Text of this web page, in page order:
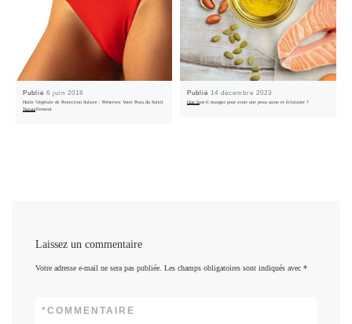
Publié6 juin 2018
Huile Végétale de Protection Solaire : Préservez Votre Peau du Soleil
Naturellement
Publié 14 décembre 2023
Que faut-il manger pour avoir une peau saine et éclatante ?
Laissez un commentaire
Votre adresse e-mail ne sera pas publiée. Les champs obligatoires sont indiqués avec*
COMMENTAIRE
*